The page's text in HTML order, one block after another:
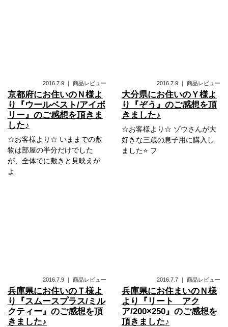
2016.7.9 ｜ 商品レビュー
京都府にお住いのＮ様よ
り『ウールベスト/アイボ
リー』のご感想を頂きま
した♪
☆お客様より☆ いままでの敷
物は部屋の半分だけでした
が、全体でに敷きと見映えが
よ
2016.7.9 ｜ 商品レビュー
大分県にお住いのＹ様よ
り『ぞう』のご感想を頂
きました♪
☆お客様より☆ ゾウさんが大
好きな三歳の息子用に購入し
ました⭐ フ
2016.7.9 ｜ 商品レビュー
兵庫県にお住いのＴ様よ
り『スムースプラス/ミル
クティー』のご感想を頂
きました♪
2016.7.7 ｜ 商品レビュー
兵庫県にお住まいのＮ様
より『リート アク
ア/200×250』のご感想を
頂きました♪